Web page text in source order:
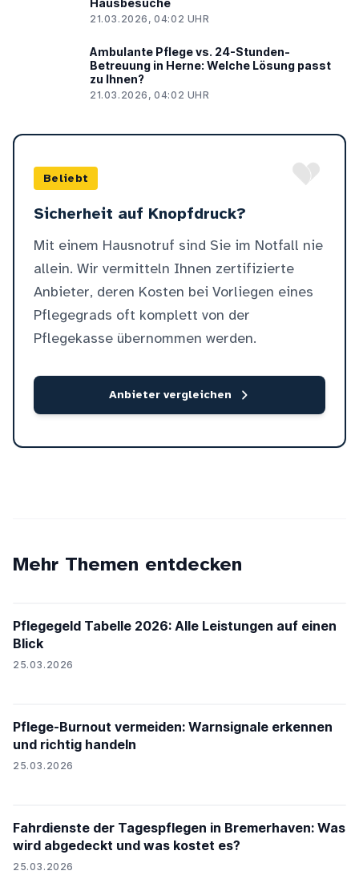
Hausbesuche
21.03.2026, 04:02 UHR
Ambulante Pflege vs. 24-Stunden-
Betreuung in Herne: Welche Lösung passt
zu Ihnen?
21.03.2026, 04:02 UHR
Beliebt
Sicherheit auf Knopfdruck?
Mit einem Hausnotruf sind Sie im Notfall nie
allein. Wir vermitteln Ihnen zertifizierte
Anbieter, deren Kosten bei Vorliegen eines
Pflegegrads oft komplett von der
Pflegekasse übernommen werden.
Anbieter vergleichen
Mehr Themen entdecken
Pflegegeld Tabelle 2026: Alle Leistungen auf einen
Blick
25.03.2026
Pflege-Burnout vermeiden: Warnsignale erkennen
und richtig handeln
25.03.2026
Fahrdienste der Tagespflegen in Bremerhaven: Was
wird abgedeckt und was kostet es?
25.03.2026